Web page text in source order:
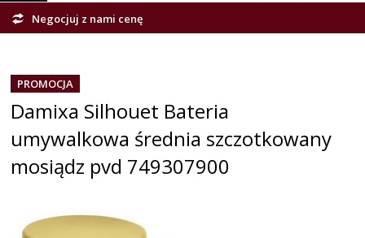
Negocjuj z nami cenę
PROMOCJA
Damixa Silhouet Bateria
umywalkowa średnia szczotkowany
mosiądz pvd 749307900